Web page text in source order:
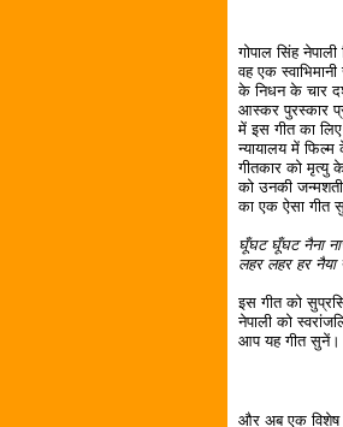
गोपाल सिंह
वह एक
के निधन के चार
आस्कर पुरस्कार
में इस गीत का
न्यायालय में फिल्म
गीतकार को मृत्यु
को उनकी
का एक ऐसा गीत
घूँघट घूँघट नैना
लहर लहर हर नैया
इस गीत को
नेपाली को
आप यह गीत सुनें।
और अब एक विशेष